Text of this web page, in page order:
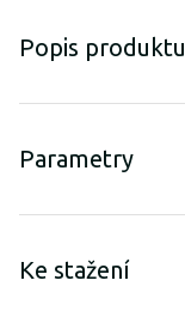
Popis produktu
Parametry
Ke stažení